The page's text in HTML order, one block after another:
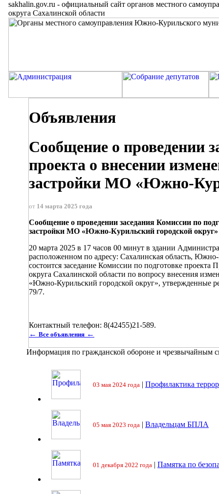
sakhalin.gov.ru - официальный сайт органов местного
округа Сахалинской области
Объявления
Сообщение о проведении
проекта о внесении
застройки МО «Южно-
от 14 марта 2025 года
Сообщение о проведении заседания Комиссии по
застройки МО «Южно-Курильский городской округ»
20 марта 2025 в 17 часов 00 минут в здании
расположенном по адресу: Сахалинская область,
состоится заседание Комиссии по подготовке
округа Сахалинской области по вопросу внесения
«Южно-Курильский городской округ»,
79/7.
Контактный телефон: 8(42455)21-589.
← Все объявления ←
Информация по гражданской обороне и чрезвычайным
03 мая 2024 года | Профилактика
05 мая 2023 года | Владельцам БПЛА
01 декабря 2022 года | Памятка по